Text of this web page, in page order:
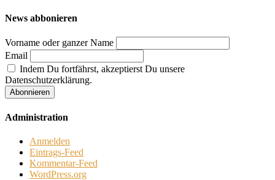
News abbonieren
Vorname oder ganzer Name
Email
Indem Du fortfährst, akzeptierst Du unsere
Datenschutzerklärung.
Administration
Anmelden
Eintrags-Feed
Kommentar-Feed
WordPress.org